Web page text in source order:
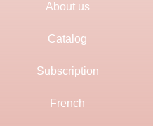
About us
Catalog
Subscription
French